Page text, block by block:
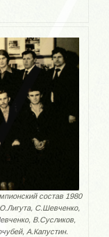
состав 1980
С.Шевченко,
В.Сусликов,
А.Капустин.